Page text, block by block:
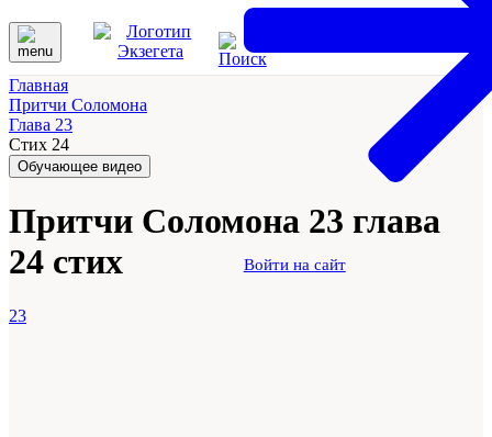
Войти на сайт
Главная
Притчи Соломона
Глава 23
Стих 24
Обучающее видео
Притчи Соломона 23 глава
24 стих
23